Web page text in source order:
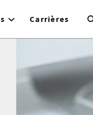
Carrières